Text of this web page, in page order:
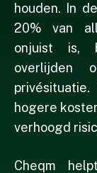
houden. In
20% van
onjuist is,
overlijden
hogere
verhoogd
Cheqm